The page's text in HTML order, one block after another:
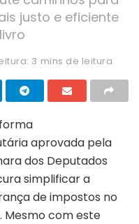
justo e eficiente
3 mins de leitura
aprovada pela
dos Deputados
simplificar a
de impostos no
Mesmo com este